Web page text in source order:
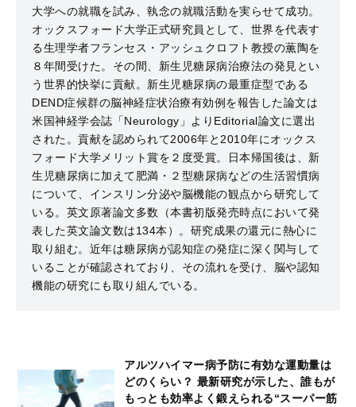
大学への就職を試み、執念の就職活動を実らせて成功。
オックスフォード大学正式研究員として、世界を代表す
る生理学者フランセス・アッシュクロフト教授の薫陶を
８年間受けた。その間、新生児糖尿病治療法の発見とい
う世界的快挙に貢献。新生児糖尿病の最重症型である
DEND症候群の脳神経症状治療有効例を報告した論文は
米国神経学会誌「Neurology」よりEditorial論文に選出
された。貢献を認められて2006年と2010年にオックス
フォード大学メリット賞を２度受賞。日本帰国後は、新
生児糖尿病に加えて肥満・２型糖尿病などの生活習慣病
について、インスリン分泌や脳機能の観点から研究して
いる。英文原著論文多数（本書初版発売時点において発
表した英文論文数は134本）。研究成果の還元に熱心に
取り組む。近年は糖尿病が認知症の発症に深く関与して
いることが確認されており、その流れを受け、脳や認知
機能の研究にも取り組んでいる。
アルツハイマー病予防に有効な運動量は
どのくらい？ 最新研究が示した、誰もが
もっとも効率よく鍛えられる“スーパー筋